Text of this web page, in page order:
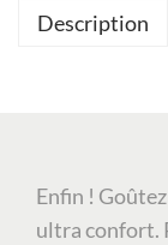
Description
Enfin !
ultra confort.